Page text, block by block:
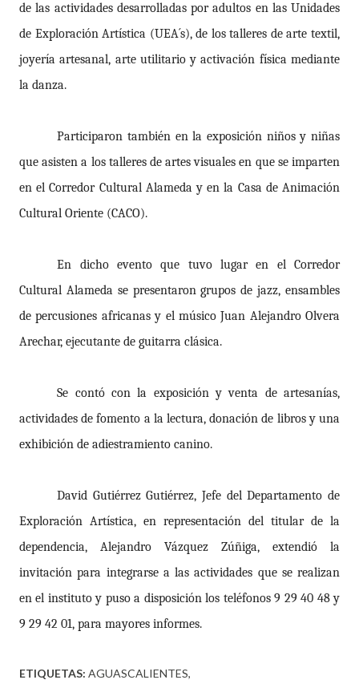
de las actividades desarrolladas por adultos en las Unidades
de Exploración Artística (UEA´s), de los talleres dearte textil,
joyería artesanal, arte utilitario y activación física mediante
la danza.
Participaron también en la exposición niños y niñas
que asisten a los talleres de artes visuales en que se imparten
en el Corredor Cultural Alameda y en la Casa de Animación
Cultural Oriente (CACO).
En dicho evento que tuvo lugar en el Corredor
Cultural Alameda se presentaron grupos de jazz, ensambles
de percusiones africanas y el músico Juan Alejandro Olvera
Arechar, ejecutante de guitarra clásica.
Se contó con la exposición y venta de artesanías,
actividades de fomento a la lectura, donación de libros y una
exhibición de adiestramiento canino.
David Gutiérrez Gutiérrez, Jefe del Departamento de
Exploración Artística, en representación del titular de la
dependencia, Alejandro Vázquez Zúñiga, extendió la
invitación para integrarse a las actividades que se realizan
en el instituto y puso a disposición los teléfonos 9 29 40 48 y
9 29 42 01, para mayores informes.
ETIQUETAS: AGUASCALIENTES